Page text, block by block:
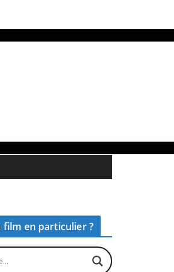
film en particulier ?